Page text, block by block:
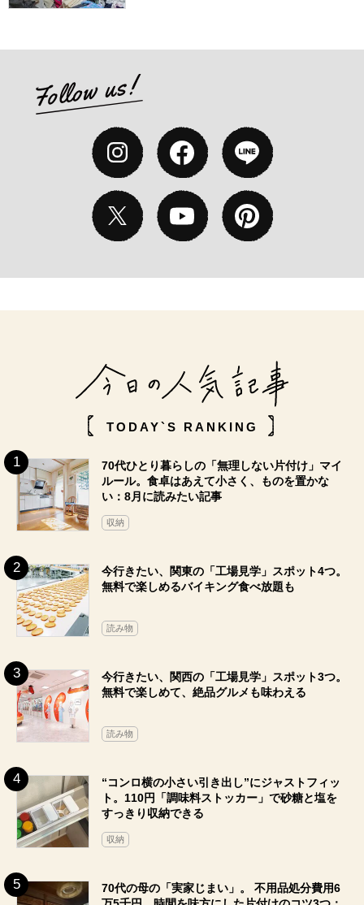
TODAY`S RANKING
70代ひとり暮らしの「無理しない片付け」マイ
ルール。食卓はあえて小さく、ものを置かな
い：8月に読みたい記事
収納
今行きたい、関東の「工場見学」スポット4つ。
無料で楽しめるバイキング食べ放題も
読み物
今行きたい、関西の「工場見学」スポット3つ。
無料で楽しめて、絶品グルメも味わえる
読み物
“コンロ横の小さい引き出し”にジャストフィッ
ト。110円「調味料ストッカー」で砂糖と塩を
すっきり収納できる
収納
70代の母の「実家じまい」。 不用品処分費用6